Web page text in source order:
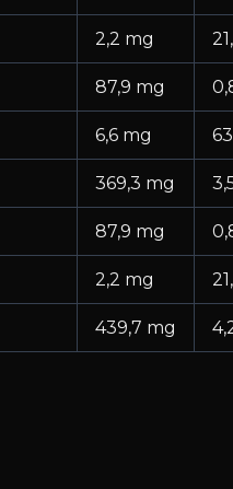
2,2 mg
87,9 mg
6,6 mg
369,3 mg
87,9 mg
2,2 mg
439,7 mg